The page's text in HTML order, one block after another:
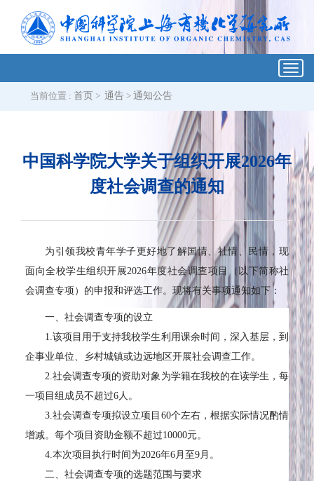
当前位置 : 首页 > 通告 > 通知公告
中国科学院大学关于组织开展2026年
度社会调查的通知
为引领我校青年学子更好地了解国情、社情、民情，现
面向全校学生组织开展2026年度社会调查项目（以下简称社
会调查专项）的申报和评选工作。现将有关事项通知如下：
一、社会调查专项的设立
1.该项目用于支持我校学生利用课余时间，深入基层，到
企事业单位、乡村城镇或边远地区开展社会调查工作。
2.社会调查专项的资助对象为学籍在我校的在读学生，每
一项目组成员不超过6人。
3.社会调查专项拟设立项目60个左右，根据实际情况酌情
增减。每个项目资助金额不超过10000元。
4.本次项目执行时间为2026年6月至9月。
二、社会调查专项的选题范围与要求